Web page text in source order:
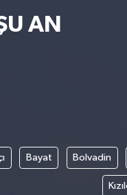
AN
Bayat Bolvadin